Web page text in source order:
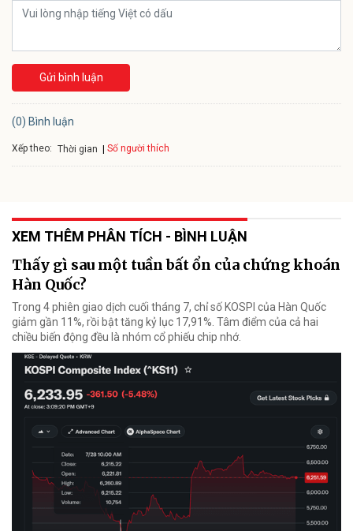
Gửi bình luận
(0) Bình luận
Xếp theo: Thời gian Số người thích
XEM THÊM PHÂN TÍCH - BÌNH LUẬN
Thấy gì sau một tuần bất ổn của chứng khoán
Hàn Quốc?
Trong 4 phiên giao dịch cuối tháng 7, chỉ số KOSPI của Hàn Quốc
giảm gần 11%, rồi bật tăng kỷ lục 17,91%. Tâm điểm của cả hai
chiều biến động đều là nhóm cổ phiếu chip nhớ.